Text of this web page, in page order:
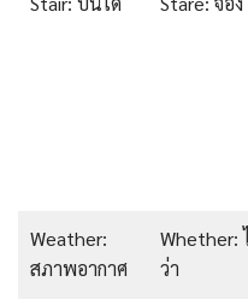
Weather:
สภาพอากาศ
Whether:
ว่า